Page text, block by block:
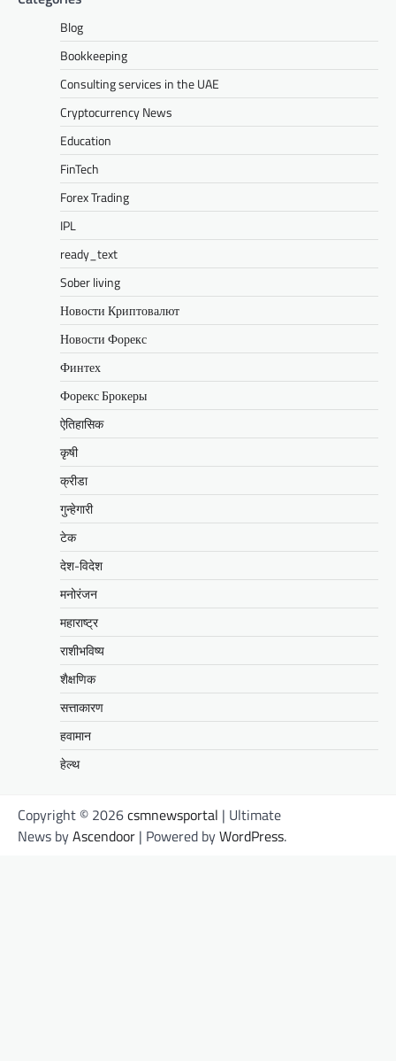
Blog
Bookkeeping
Consulting services in the UAE
Cryptocurrency News
Education
FinTech
Forex Trading
IPL
ready_text
Sober living
Новости Криптовалют
Новости Форекс
Финтех
Форекс Брокеры
ऐतिहासिक
कृषी
क्रीडा
गुन्हेगारी
टेक
देश-विदेश
मनोरंजन
महाराष्ट्र
राशीभविष्य
शैक्षणिक
सत्ताकारण
हवामान
हेल्थ
Copyright © 2026csmnewsportal | Ultimate
News byAscendoor | Powered byWordPress.